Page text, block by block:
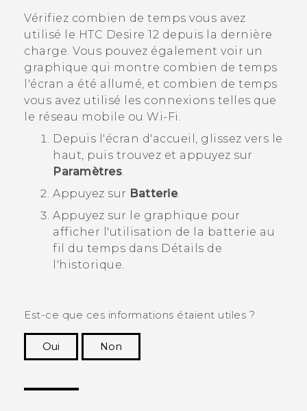
ASSISTANCE
Appareils HTC & Accessoires
Connexion
Vérifiez combien de temps vous avez
utilisé le HTC Desire 12 depuis la dernière
charge. Vous pouvez également voir un
graphique qui montre combien de temps
l'écran a été allumé, et combien de temps
vous avez utilisé les connexions telles que
le réseau mobile ou Wi‍-Fi .
Depuis l'écran d'accueil , glissez vers le
haut, puis trouvez et appuyez sur
Paramètres.
Appuyez sur Batterie.
Appuyez sur le graphique pour
afficher l'utilisation de la batterie au
fil du temps dans Détails de
l'historique.
Est-ce que ces informations étaient utiles ?
Oui
Non